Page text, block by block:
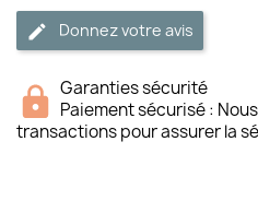
Donnez votre avis
Garanties sécurité
Paiement sécurisé :
transactions pour assurer la